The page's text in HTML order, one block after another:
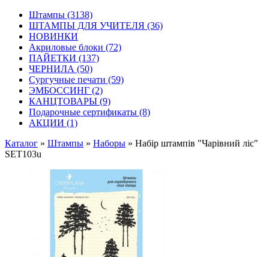
Штампы (3138)
ШТАМПЫ ДЛЯ УЧИТЕЛЯ (36)
НОВИНКИ
Акриловые блоки (72)
ПАЙЕТКИ (137)
ЧЕРНИЛА (50)
Сургучные печати (59)
ЭМБОССИНГ (2)
КАНЦТОВАРЫ (9)
Подарочные сертификаты (8)
АКЦИИ (1)
Каталог » Штампы » Наборы » Набір штампів "Чарівний ліс"
SET103u